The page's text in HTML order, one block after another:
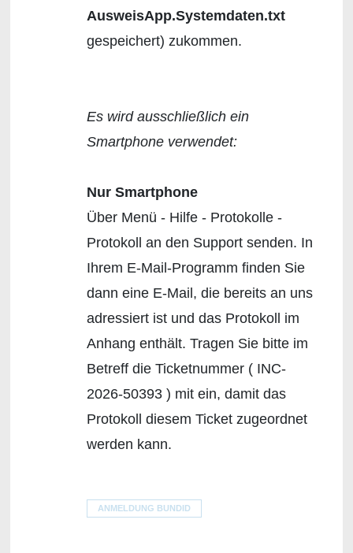
AusweisApp.Systemdaten.txt
gespeichert) zukommen.
Es wird ausschließlich ein
Smartphone verwendet:
Nur Smartphone
Über Menü - Hilfe - Protokolle -
Protokoll an den Support senden. In
Ihrem E-Mail-Programm finden Sie
dann eine E-Mail, die bereits an uns
adressiert ist und das Protokoll im
Anhang enthält. Tragen Sie bitte im
Betreff die Ticketnummer ( INC-
2026-50393 ) mit ein, damit das
Protokoll diesem Ticket zugeordnet
werden kann.
ANMELDUNG BUNDID